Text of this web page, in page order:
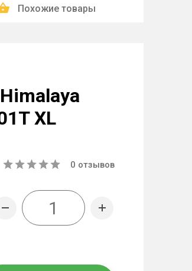
Похожие товары
XL
0 отзывов